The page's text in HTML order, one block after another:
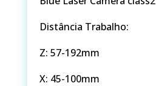
Distância Trabalho:​
Z: 57-192mm ​
X: 45-100mm​